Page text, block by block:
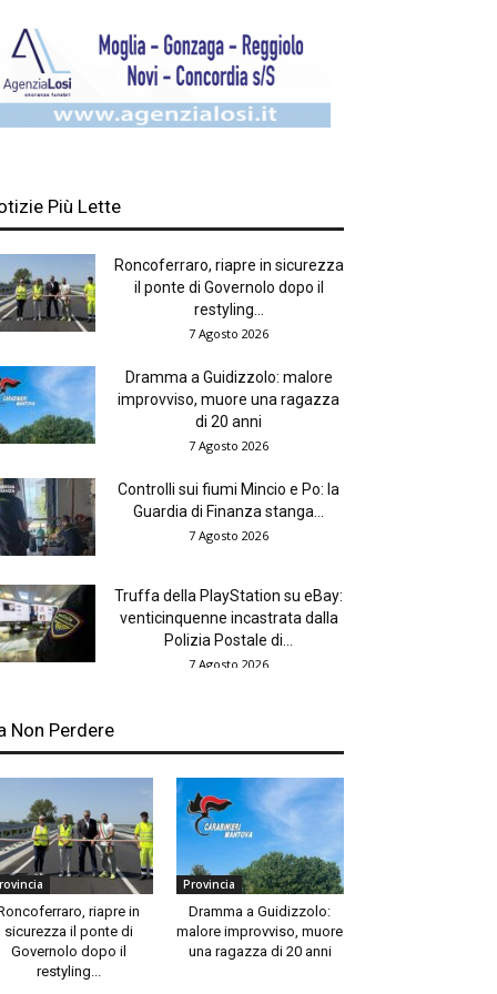
Più Lette
Roncoferraro, riapre in sicurezza
il ponte di Governolo dopo il
restyling...
7 Agosto 2026
Dramma a Guidizzolo: malore
improvviso, muore una ragazza
di 20 anni
7 Agosto 2026
Controlli sui fiumi Mincio e Po: la
Guardia di Finanza stanga...
7 Agosto 2026
Truffa della PlayStation su eBay:
venticinquenne incastrata dalla
Polizia Postale di...
7 Agosto 2026
Non Perdere
riapre in
sicurezza il ponte di
Governolo dopo il
restyling...
Provincia
Dramma a Guidizzolo:
malore improvviso, muore
una ragazza di 20 anni